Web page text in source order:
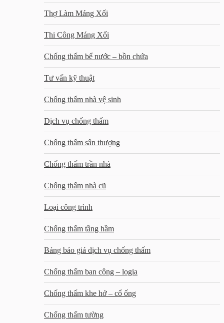
Thợ Làm Máng Xối
Thi Công Máng Xối
Chống thấm bể nước – bồn chứa
Tư vấn kỹ thuật
Chống thấm nhà vệ sinh
Dịch vụ chống thấm
Chống thấm sân thượng
Chống thấm trần nhà
Chống thấm nhà cũ
Loại công trình
Chống thấm tầng hầm
Bảng báo giá dịch vụ chống thấm
Chống thấm ban công – logia
Chống thấm khe hở – cổ ống
Chống thấm tường